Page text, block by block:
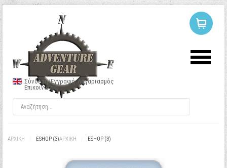
Σύνδεση/Εγγραφή Λογαριασμός
Επικοινωνία
ΑΡΧΙΚΉ ESHOP (3)ΑΡΧΙΚΉ ESHOP (3)
ΣΥΝΔΕΣΗ
Κωδικός